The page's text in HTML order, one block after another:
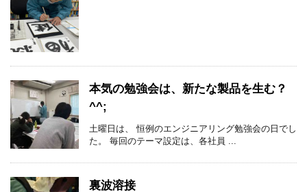
本気の勉強会は、新たな製品を生む？
^^;
土曜日は、 恒例のエンジニアリング勉強会の日でし
た。 毎回のテーマ設定は、各社員 ...
裏波溶接